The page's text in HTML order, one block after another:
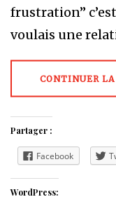
frustration”
voulais une
CONTINUER LA
Partager :
Facebook
WordPress: